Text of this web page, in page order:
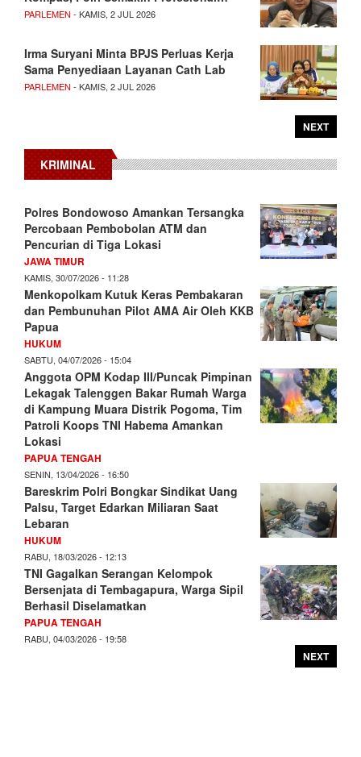
PARLEMEN - KAMIS, 2 JUL 2026
Irma Suryani Minta BPJS Perluas Kerja
Sama Penyediaan Layanan Cath Lab
PARLEMEN - KAMIS, 2 JUL 2026
NEXT
KRIMINAL
Polres Bondowoso Amankan Tersangka
Percobaan Pembobolan ATM dan
Pencurian di Tiga Lokasi
JAWA TIMUR
KAMIS, 30/07/2026 - 11:28
Menkopolkam Kutuk Keras Pembakaran
dan Pembunuhan Pilot AMA Air Oleh KKB
Papua
HUKUM
SABTU, 04/07/2026 - 15:04
Anggota OPM Kodap III/Puncak Pimpinan
Lekagak Talenggen Bakar Rumah Warga
di Kampung Muara Distrik Pogoma, Tim
Patroli Koops TNI Habema Amankan
Lokasi
PAPUA TENGAH
SENIN, 13/04/2026 - 16:50
Bareskrim Polri Bongkar Sindikat Uang
Palsu, Target Edarkan Miliaran Saat
Lebaran
HUKUM
RABU, 18/03/2026 - 12:13
TNI Gagalkan Serangan Kelompok
Bersenjata di Tembagapura, Warga Sipil
Berhasil Diselamatkan
PAPUA TENGAH
RABU, 04/03/2026 - 19:58
NEXT